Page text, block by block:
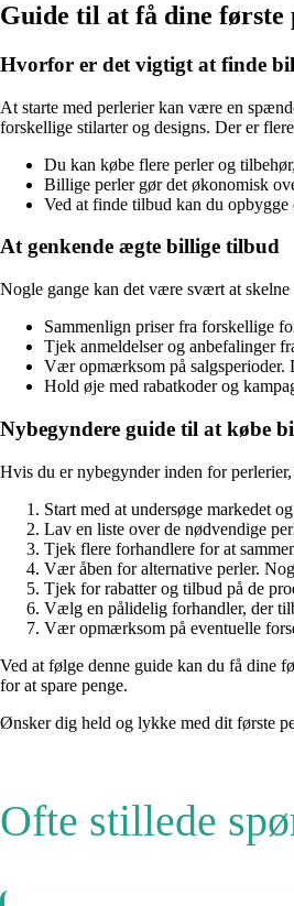
Guide til at få dine
Hvorfor er det vigtigt at finde
At starte med perlerier kan være en
forskellige stilarter og designs. Der er
Du kan købe flere perler og
Billige perler gør det økonomisk
Ved at finde tilbud kan du
At genkende ægte billige tilbud
Nogle gange kan det være svært at
Sammenlign priser fra forskellige
Tjek anmeldelser og anbefalinger
Vær opmærksom på salgsperioder.
Hold øje med rabatkoder og
Nybegyndere guide til at købe
Hvis du er nybegynder inden for
Start med at undersøge markedet
Lav en liste over de nødvendige
Tjek flere forhandlere for at
Vær åben for alternative perler.
Tjek for rabatter og tilbud på de
Vælg en pålidelig forhandler, der
Vær opmærksom på eventuelle
Ved at følge denne guide kan du få dine
for at spare penge.
Ønsker dig held og lykke med dit første
Ofte stillede